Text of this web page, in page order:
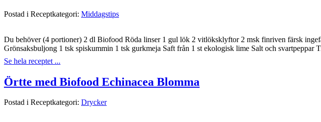
Postad i Receptkategori: Middagstips
Du behöver (4 portioner) 2 dl Biofood Röda linser 1 gul lök 2 vitlöksklyftor 2 msk finriven färsk
Grönsaksbuljong 1 tsk spiskummin 1 tsk gurkmeja Saft från 1 st ekologisk lime Salt och
Se hela receptet ...
Örtte med Biofood Echinacea Blomma
Postad i Receptkategori: Drycker